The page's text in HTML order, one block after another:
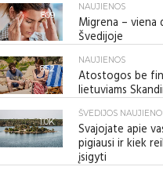
809
NAUJIENOS
Migrena – viena
Švedijoje
852
NAUJIENOS
Atostogos be
lietuviams
1.0K
ŠVEDIJOS
Svajojate apie
pigiausi ir kiek
įsigyti